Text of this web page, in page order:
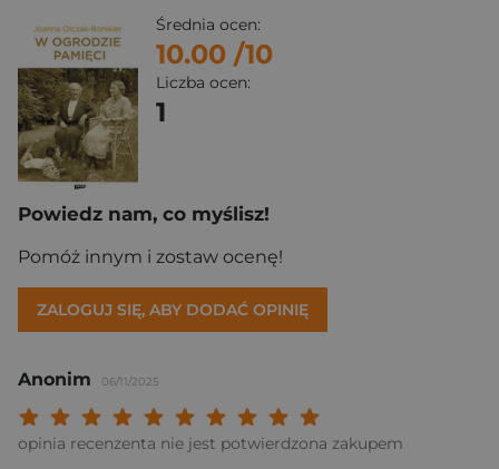
Średnia ocen:
10.00 /10
Liczba ocen:
1
Powiedz nam, co myślisz!
Pomóż innym i zostaw ocenę!
ZALOGUJ SIĘ, ABY DODAĆ OPINIĘ
Anonim 06/11/2025
Twoja ocena:
Twoja ocena: Wybitna 9/
Twoja ocena: Rewelacyjna 8/
Twoja ocena: Bardzo dobra 7/10"
Twoja ocena: Dobra 6/10"
Twoja ocena: Przeciętna 5/10"
Twoja ocena: Może być 4/10"
Twoja ocena: Słaba 3/10"
Twoja ocena: Bardzo słaba 2/10"
Twoja ocena: Beznadziejna 1/10"
opinia recenzenta nie jest potwierdzona zakupem